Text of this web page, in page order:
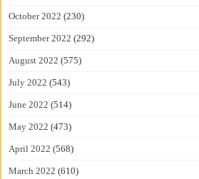
October 2022 (230)
September 2022 (292)
August 2022 (575)
July 2022 (543)
June 2022 (514)
May 2022 (473)
April 2022 (568)
March 2022 (610)